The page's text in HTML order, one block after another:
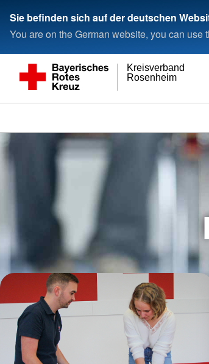
Sie befinden sich auf der deutschen
You are on the German website, you can
Rosenheim
Kreisverband